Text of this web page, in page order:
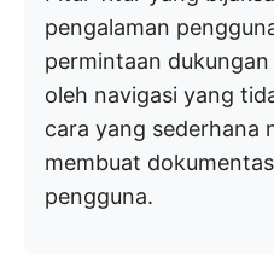
pengalaman
permintaan
oleh navigasi yang
cara yang sederhana
membuat
pengguna.